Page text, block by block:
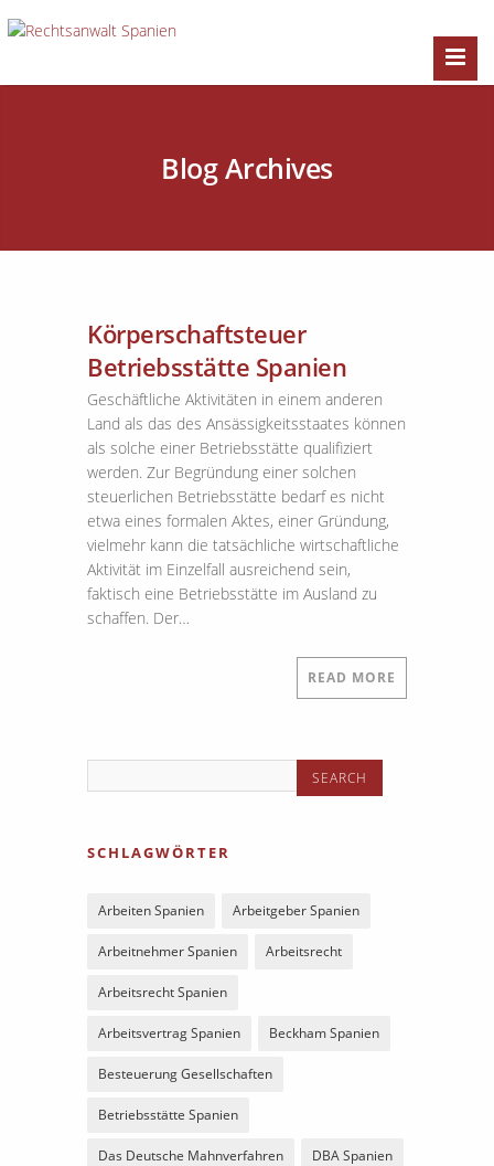
Blog Archives
Körperschaftsteuer
Betriebsstätte Spanien
Geschäftliche Aktivitäten in einem anderen
Land als das des Ansässigkeitsstaates können
als solche einer Betriebsstätte qualifiziert
werden. Zur Begründung einer solchen
steuerlichen Betriebsstätte bedarf es nicht
etwa eines formalen Aktes, einer Gründung,
vielmehr kann die tatsächliche wirtschaftliche
Aktivität im Einzelfall ausreichend sein,
faktisch eine Betriebsstätte im Ausland zu
schaffen. Der…
READ MORE
SCHLAGWÖRTER
Arbeiten Spanien Arbeitgeber Spanien
Arbeitnehmer Spanien Arbeitsrecht
Arbeitsrecht Spanien
Arbeitsvertrag Spanien Beckham Spanien
Besteuerung Gesellschaften
Betriebsstätte Spanien
Das Deutsche Mahnverfahren DBA Spanien